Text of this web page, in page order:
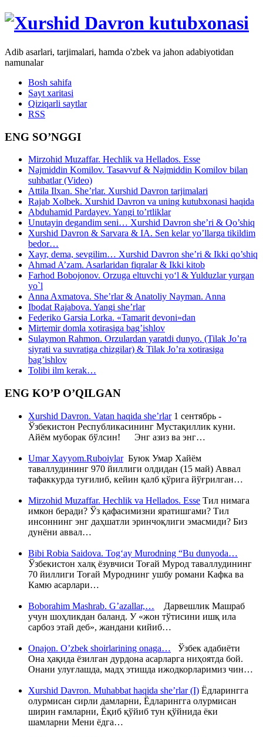
Adib asarlari, tarjimalari, hamda o'zbek va jahon adabiyotidan
namunalar
Bosh sahifa
Sayt xaritasi
Qiziqarli saytlar
RSS
ENG SO’NGGI
Mirzohid Muzaffar. Hechlik va Hellados. Esse
Najmiddin Komilov. Tasavvuf & Najmiddin Komilov bilan
suhbatlar (Video)
Attila Ilxan. She’rlar. Xurshid Davron tarjimalari
Rajab Xolbek. Xurshid Davron va uning kutubxonasi haqida
Abduhamid Pardayev. Yangi to’rtliklar
Unutayin degandim seni… Xurshid Davron she’ri & Qo’shiq
Xurshid Davron & Sarvara & IA. Sen kelar yo’llarga tikildim
bedor…
Xayr, dema, sevgilim… Xurshid Davron she’ri & Ikki qo’shiq
Ahmad A’zam. Asarlaridan fiqralar & Ikki kitob
Farhod Bobojonov. Orzuga eltuvchi yo‘l & Yulduzlar yurgan
yo`l
Anna Axmatova. She’rlar & Anatoliy Nayman. Anna
Ibodat Rajabova. Yangi she’rlar
Federiko Garsia Lorka. «Tamarit devoni»dan
Mirtemir domla xotirasiga bag’ishlov
Sulaymon Rahmon. Orzulardan yaratdi dunyo. (Tilak Jo’ra
siyrati va suvratiga chizgilar) & Tilak Jo’ra xotirasiga
bag’ishlov
Tolibi ilm kerak…
ENG KO’P O’QILGAN
Xurshid Davron. Vatan haqida she’rlar1 сентябрь -
Ўзбекистон Республикасининг Мустақиллик куни.
Айём муборак бўлсин! Энг азиз ва энг…
Umar Xayyom.RuboiylarБуюк Умар Хайём
таваллудининг 970 йиллиги олдидан (15 май) Аввал
тафаккурда туғилиб, кейин қалб қўрига йўғрилган…
Mirzohid Muzaffar. Hechlik va Hellados. Esse Тил нимага
имкон беради? Ўз қафасимизни яратишгами? Тил
инсоннинг энг даҳшатли эринчоқлиги эмасмиди? Биз
дунёни аввал…
Bibi Robia Saidova. Tog‘ay Murodning “Bu dunyoda…
Ўзбекистон халқ ёзувчиси Тоғай Мурод таваллудининг
70 йиллиги Тоғай Муроднинг ушбу романи Кафка ва
Камю асарлари…
Boborahim Mashrab. G’azallar,… Дарвешлик Машраб
учун шоҳликдан баланд. У «жон тўтисини ишқ ила
сарбоз этай деб», жандани кийиб…
Onajon. O’zbek shoirlarining onaga… Ўзбек адабиёти
Она ҳақида ёзилган дурдона асарларга ниҳоятда бой.
Онани улуғлашда, мадҳ этишда ижодкорларимиз чин…
Xurshid Davron. Muhabbat haqida she’rlar (I) Ёдларингга
олурмисан сирли дамларни, Ёдларингга олурмисан
ширин ғамларни, Ёқиб қўйиб тун қўйнида ёки
шамларни Мени ёдга…